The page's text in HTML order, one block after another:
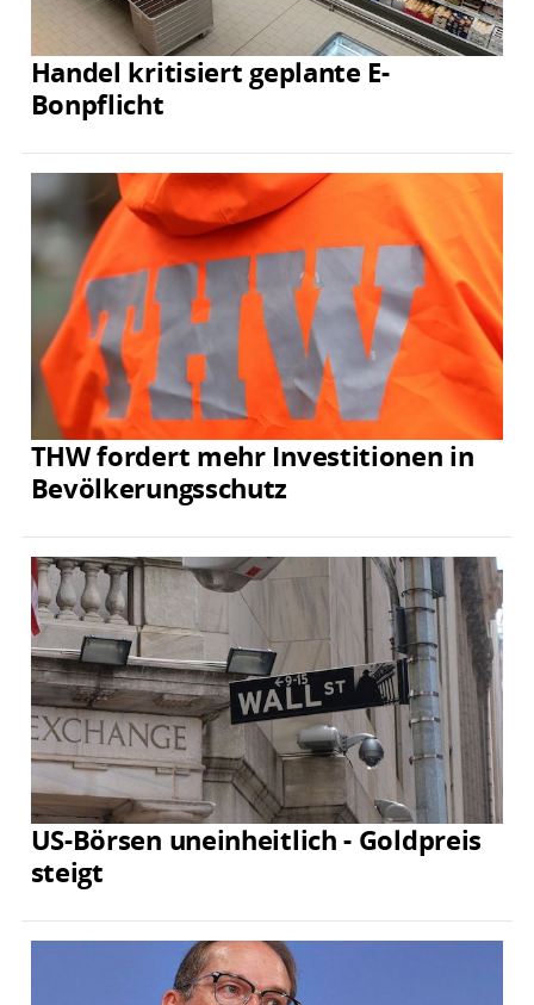
Handel kritisiert geplante E-
Bonpflicht
THW fordert mehr Investitionen in
Bevölkerungsschutz
US-Börsen uneinheitlich - Goldpreis
steigt